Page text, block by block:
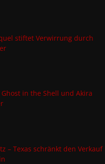
stiftet Verwirrung durch
in the Shell und Akira
– Texas schränkt den Verkauf